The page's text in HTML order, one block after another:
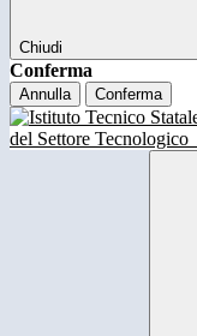
Chiudi
Conferma
Annulla Conferma
del Settore Tecnologico